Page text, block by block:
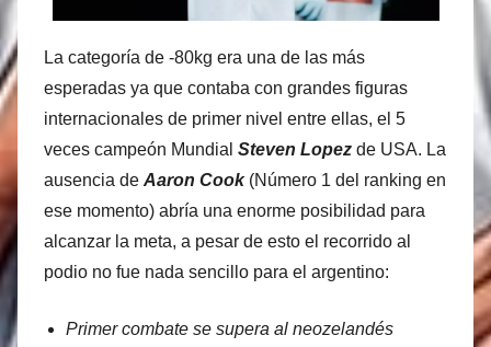
La categoría de -80kg era una de las más
esperadas ya que contaba con grandes figuras
internacionales de primer nivel entre ellas, el 5
veces campeón Mundial Steven Lopez de USA. La
ausencia de Aaron Cook (Número 1 del ranking en
ese momento) abría una enorme posibilidad para
alcanzar la meta, a pesar de esto el recorrido al
podio no fue nada sencillo para el argentino:
Primer combate se supera al neozelandés